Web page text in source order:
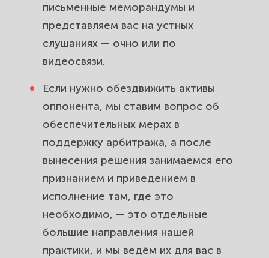
письменные меморандумы и
представляем вас на устных
слушаниях — очно или по
видеосвязи.
Если нужно обездвижить активы
оппонента, мы ставим вопрос об
обеспечительных мерах в
поддержку арбитража, а после
вынесения решения занимаемся его
признанием и приведением в
исполнение там, где это
необходимо, — это отдельные
большие направления нашей
практики, и мы ведём их для вас в